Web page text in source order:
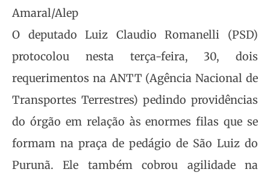
Amaral/Alep
O deputado Luiz Claudio Romanelli (PSD)
protocolou nesta terça-feira, 30, dois
requerimentos na ANTT (Agência Nacional de
Transportes Terrestres) pedindo providências
do órgão em relação às enormes filas que se
formam na praça de pedágio de São Luiz do
Purunã. Ele também cobrou agilidade na